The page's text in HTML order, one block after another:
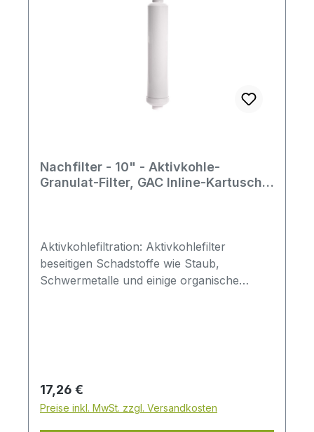
Nachfilter - 10" - Aktivkohle-
Granulat-Filter, GAC Inline-Kartusche
Aktivkohlefiltration: Aktivkohlefilter
beseitigen Schadstoffe wie Staub,
Schwermetalle und einige organische
Zeitabständen muss daher ein Austausch
stattfinden.Erfolgt kein Austausch, so kann
es zu einer Abgabe der bereits
Regulärer Preis:
17,26 €
Preise inkl. MwSt. zzgl. Versandkosten